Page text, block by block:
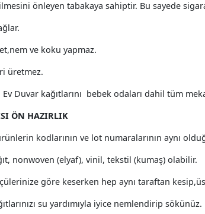
önleyen tabakaya sahiptir. Bu sayede
ve koku yapmaz.
üretmez.
Duvar kağıtlarını bebek odaları dahil tüm
ÖN HAZIRLIK
kodlarının ve lot numaralarının aynı
nonwoven (elyaf), vinil, tekstil (kumaş) olabilir.
göre keserken hep aynı taraftan
su yardımıyla iyice nemlendirip sökünüz.